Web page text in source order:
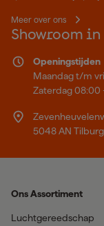
Meer over ons
Showroom
Openingstijden
Maandag t/m
Zaterdag 08:00
5048 AN Tilburg
Ons Assortiment
Luchtgereedschap